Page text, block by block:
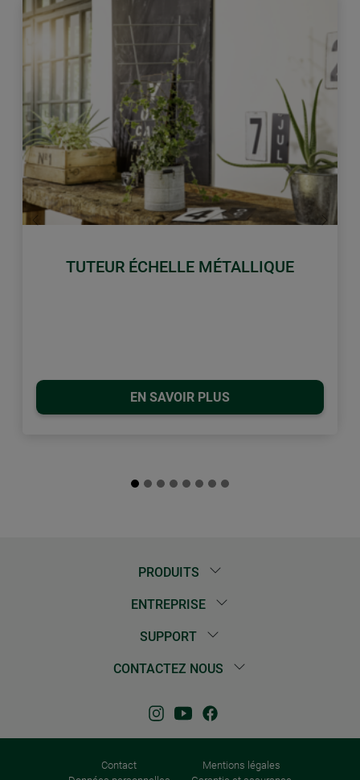
TUTEUR ÉCHELLE MÉTALLIQUE
EN SAVOIR PLUS
retour
PRODUITS
ENTREPRISE
SUPPORT
CONTACTEZ NOUS
Contact
Mentions légales